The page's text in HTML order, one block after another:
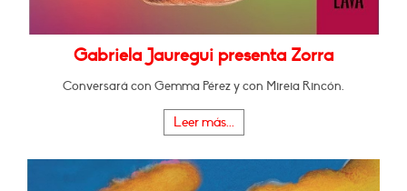
Gabriela Jauregui presenta Zorra
Conversará con Gemma Pérez y con Mireia Rincón.
Leer más...